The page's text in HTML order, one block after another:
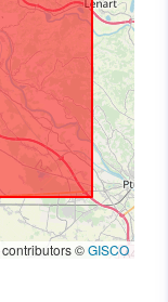
contributors ©GISCO